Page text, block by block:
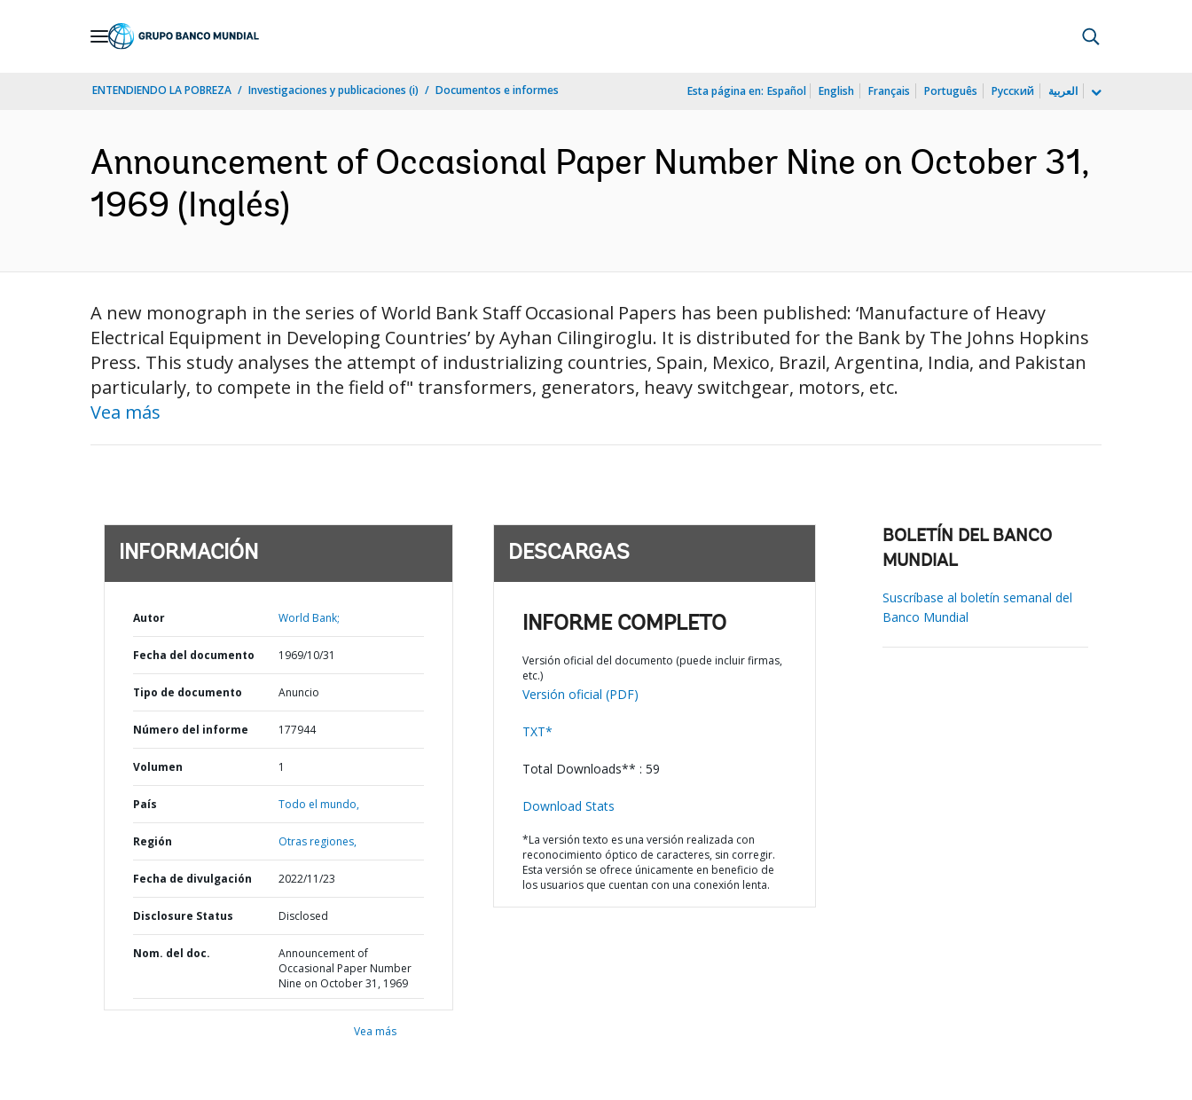
ENTENDIENDO LA POBREZA Investigaciones y publicaciones (i) Documentos e informes Esta página en: Español English Français Português Русский العربية
Announcement of Occasional Paper Number Nine on October 31,
1969 (Inglés)
A new monograph in the series of World Bank Staff Occasional Papers has been published: ‘Manufacture of Heavy
Electrical Equipment in Developing Countries’ by Ayhan Cilingiroglu. It is distributed for the Bank by The Johns Hopkins
Press. This study analyses the attempt of industrializing countries, Spain, Mexico, Brazil, Argentina, India, and Pakistan
particularly, to compete in the field of" transformers, generators, heavy switchgear, motors, etc.
Vea más
INFORMACIÓN
Autor World Bank;
Fecha del documento 1969/10/31
Tipo de documento Anuncio
Número del informe 177944
Volumen 1
País Todo el mundo,
Región Otras regiones,
Fecha de divulgación 2022/11/23
Disclosure Status Disclosed
Nom. del doc.
Announcement of
Occasional Paper Number
Nine on October 31, 1969
Vea más
DESCARGAS
INFORME COMPLETO
Versión oficial del documento (puede incluir firmas,
etc.)
Versión oficial (PDF)
TXT*
Total Downloads** : 59
Download Stats
*La versión texto es una versión realizada con
reconocimiento óptico de caracteres, sin corregir.
Esta versión se ofrece únicamente en beneficio de
los usuarios que cuentan con una conexión lenta.
BOLETÍN DEL BANCO
MUNDIAL
Suscríbase al boletín semanal del
Banco Mundial